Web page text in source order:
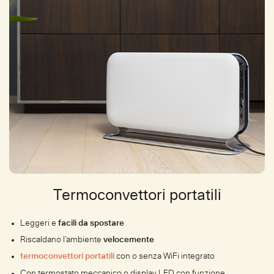
Termoconvettori portatili
Leggeri efacili da spostare
Riscaldano l’ambientevelocemente
termoconvettori portatili con o senza WiFi integrato